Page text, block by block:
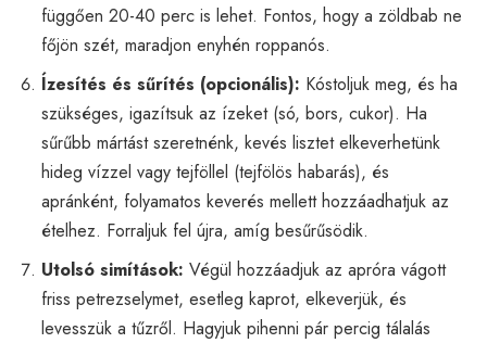
függően 20-40 perc is lehet. Fontos, hogy a zöldbab ne
főjön szét, maradjon enyhén roppanós.
Ízesítés és sűrítés (opcionális): Kóstoljuk meg, és ha
szükséges, igazítsuk az ízeket (só, bors, cukor). Ha
sűrűbb mártást szeretnénk, kevés lisztet elkeverhetünk
hideg vízzel vagy tejföllel (tejfölös habarás), és
apránként, folyamatos keverés mellett hozzáadhatjuk az
ételhez. Forraljuk fel újra, amíg besűrűsödik.
Utolsó simítások: Végül hozzáadjuk az apróra vágott
friss petrezselymet, esetleg kaprot, elkeverjük, és
levesszük a tűzről. Hagyjuk pihenni pár percig tálalás